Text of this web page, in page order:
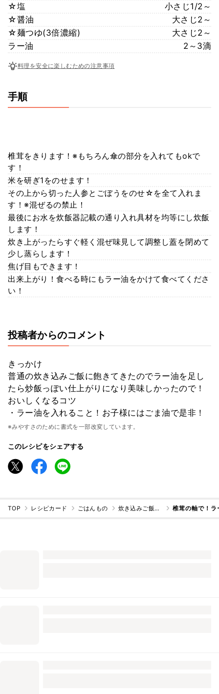
☆塩
小さじ1/2～
☆醤油
大さじ2～
☆麺つゆ(3倍濃縮)
大さじ2～
ラー油
2～3滴
料理を安全に楽しむための注意事項
手順
椎茸をきります！※もちろん傘の部分を入れてもokで
す！
米を研ぎ1をのせます！
その上から切った人参とごぼうをのせ☆を全て入れま
す！※混ぜるの禁止！
最後にお水を炊飯器記載の通り入れ具材を均等にし炊飯
します！
炊き上がったらすぐ軽く混ぜ味見して調整し蓋を閉めて
少し蒸らします！
焦げ目もできます！
出来上がり！食べる時にもラー油をかけて食べてくださ
い！
投稿者からのコメント
きっかけ
普通の炊き込みご飯に飽きてきたのでラー油を足し
たら炒飯っぽい仕上がりになり美味しかったので！
おいしくなるコツ
・ラー油を入れること！お子様にはごま油で是非！
※みやすさのために書式を一部改変しています。
このレシピをシェアする
TOP レシピカード ごはんもの 炊き込みご飯・混ぜご飯 椎茸の軸で！